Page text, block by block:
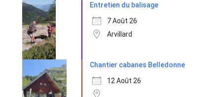
Entretien du balisage
7 Août 26
Arvillard
Chantier cabanes Belledonne
12 Août 26